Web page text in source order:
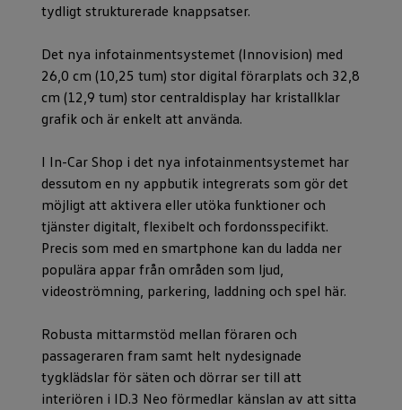
tydligt strukturerade knappsatser.
Det nya infotainmentsystemet (Innovision) med
26,0 cm (10,25 tum) stor digital förarplats och 32,8
cm (12,9 tum) stor centraldisplay har kristallklar
grafik och är enkelt att använda.
I In-Car Shop i det nya infotainmentsystemet har
dessutom en ny appbutik integrerats som gör det
möjligt att aktivera eller utöka funktioner och
tjänster digitalt, flexibelt och fordonsspecifikt.
Precis som med en smartphone kan du ladda ner
populära appar från områden som ljud,
videoströmning, parkering, laddning och spel här.
Robusta mittarmstöd mellan föraren och
passageraren fram samt helt nydesignade
tygklädslar för säten och dörrar ser till att
interiören i ID.3 Neo förmedlar känslan av att sitta